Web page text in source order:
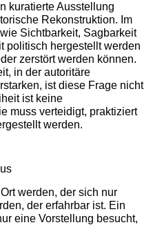
kuratierte Ausstellung
Rekonstruktion. Im
Sichtbarkeit, Sagbarkeit
politisch hergestellt werden
zerstört werden können.
in der autoritäre
ist diese Frage nicht
ist keine
muss verteidigt, praktiziert
werden.
werden, der sich nur
der erfahrbar ist. Ein
eine Vorstellung besucht,